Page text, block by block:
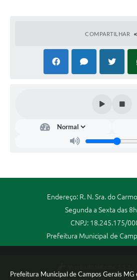
Prefeitura Municipal de Campos Gerais MG
COMPARTILHAR
Endereço: R. N. Sra. do
Segunda a Sexta das
CNPJ: 18.245.175/
Prefeitura Municipal de